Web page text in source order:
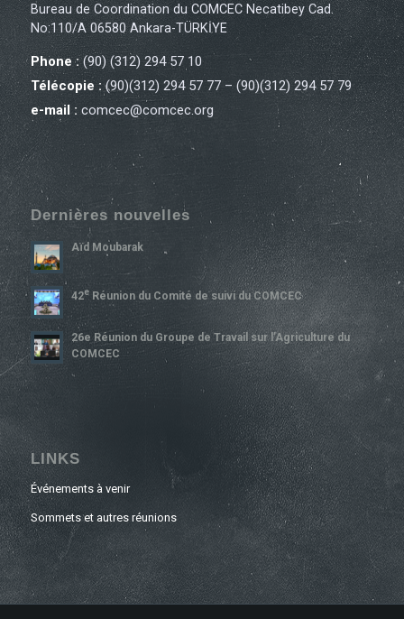
Bureau de Coordination du COMCEC Necatibey Cad.
No:110/A 06580 Ankara-TÜRKİYE
Phone :(90) (312) 294 57 10
Télécopie :(90)(312) 294 57 77 – (90)(312) 294 57 79
e-mail : comcec@comcec.org
Dernières nouvelles
Aïd Moubarak
42ERéunion du Comité de suivi du COMCEC
26e Réunion du Groupe de Travail sur l’Agriculture du
COMCEC
LINKS
Événements à venir
Sommets et autres réunions